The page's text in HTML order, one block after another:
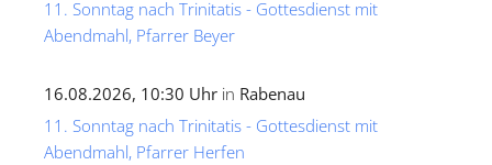
11. Sonntag nach Trinitatis - Gottesdienst mit
Abendmahl, Pfarrer Beyer
16.08.2026, 10:30 Uhr in Rabenau
11. Sonntag nach Trinitatis - Gottesdienst mit
Abendmahl, Pfarrer Herfen